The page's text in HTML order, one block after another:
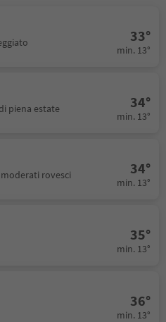
33°
min. 13°
piena estate
34°
min. 13°
rovesci
34°
min. 13°
35°
min. 13°
36°
min. 13°